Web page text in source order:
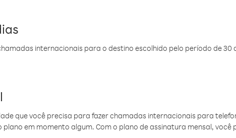
internacionais para o destino escolhido pelo período de 30
que você precisa para fazer chamadas internacionais para
em momento algum. Com o plano de assinatura mensal, você